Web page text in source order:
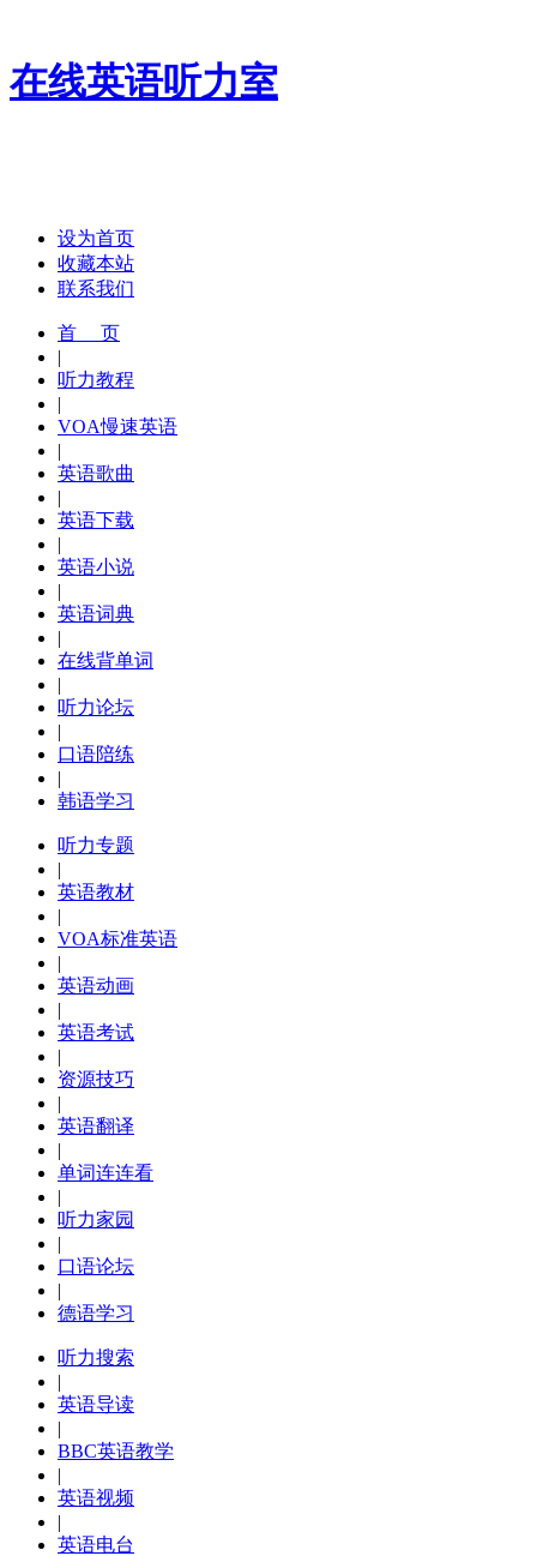
在线英语听力室
设为首页
收藏本站
联系我们
首 页
|
听力教程
|
VOA慢速英语
|
英语歌曲
|
英语下载
|
英语小说
|
英语词典
|
在线背单词
|
听力论坛
|
口语陪练
|
韩语学习
听力专题
|
英语教材
|
VOA标准英语
|
英语动画
|
英语考试
|
资源技巧
|
英语翻译
|
单词连连看
|
听力家园
|
口语论坛
|
德语学习
听力搜索
|
英语导读
|
BBC英语教学
|
英语视频
|
英语电台